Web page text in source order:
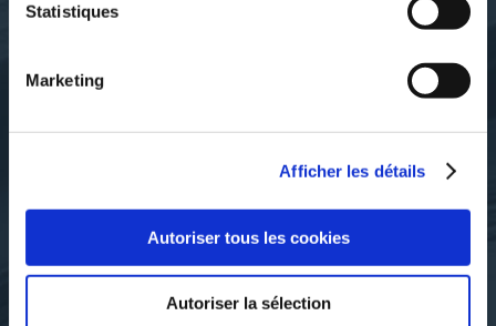
Statistiques
Marketing
Afficher les détails
Autoriser tous les cookies
Autoriser la sélection
DIFFÉRENCE &
COMPLÉMENTARITÉ
DES SEXES
essais-societaux
Arthur Sapaudia
DRIEU LA ROCHELLE -
MORCEAUX CHOISIS